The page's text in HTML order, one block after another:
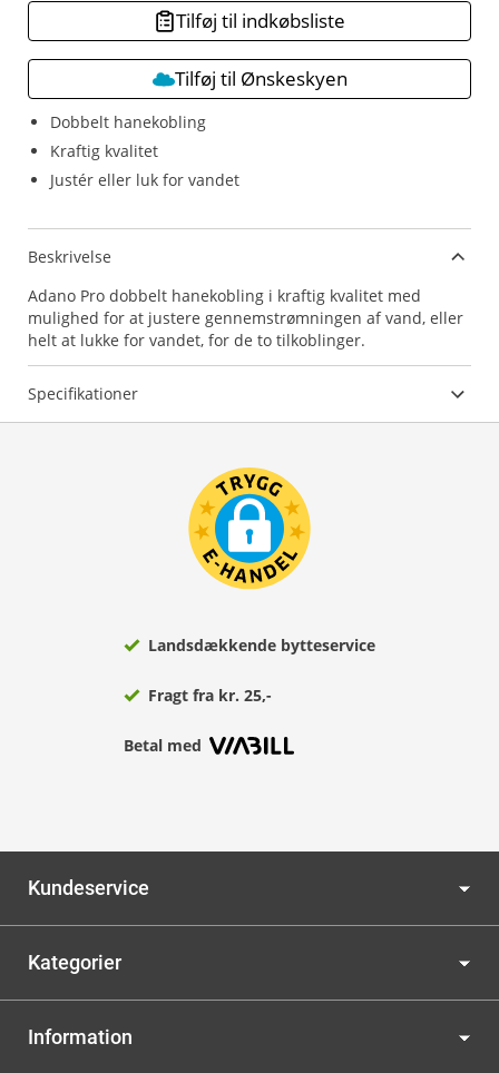
Dobbelt hanekobling
Kraftig kvalitet
Justér eller luk for vandet
Tilføj til indkøbsliste
Tilføj til Ønskeskyen
Beskrivelse
Adano Pro dobbelt hanekobling i kraftig kvalitet med
mulighed for at justere gennemstrømningen af vand, eller
helt at lukke for vandet, for de to tilkoblinger.
Specifikationer
Landsdækkende bytteservice
Fragt fra kr. 25,-
Betal med
Kundeservice
Kategorier
Information